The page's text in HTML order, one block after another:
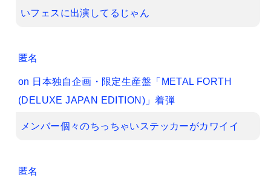
いフェスに出演してるじゃん
匿名
on 日本独自企画・限定生産盤「METAL FORTH
(DELUXE JAPAN EDITION)」着弾
メンバー個々のちっちゃいステッカーがカワイイ
匿名